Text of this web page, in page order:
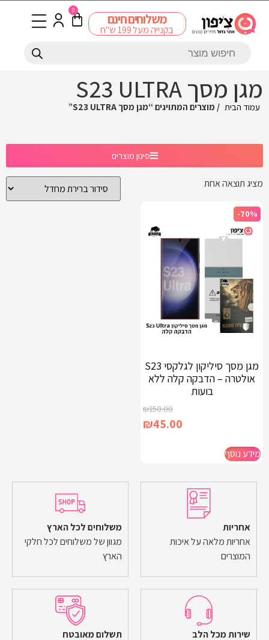
משלוחים חינם
בקנייה מעל 199 ש"ח
0
מגן מסך S23 ULTRA
עמוד הבית / מוצרים המתויגים “מגן מסך S23 ULTRA”
סינון מוצרים
מציג תוצאה אחת
-70%
מגן מסך סיליקון לגלקסי S23
אולטרה – הדבקה קלה ללא
בועות
₪150.00
₪45.00
מידע נוסף
אחריות
אחריות מלאה על איכות
המוצרים
משלוחים לכל הארץ
מגוון של משלוחים לכל חלקי
הארץ
שירות מכל הלב
תשלום מאובטח